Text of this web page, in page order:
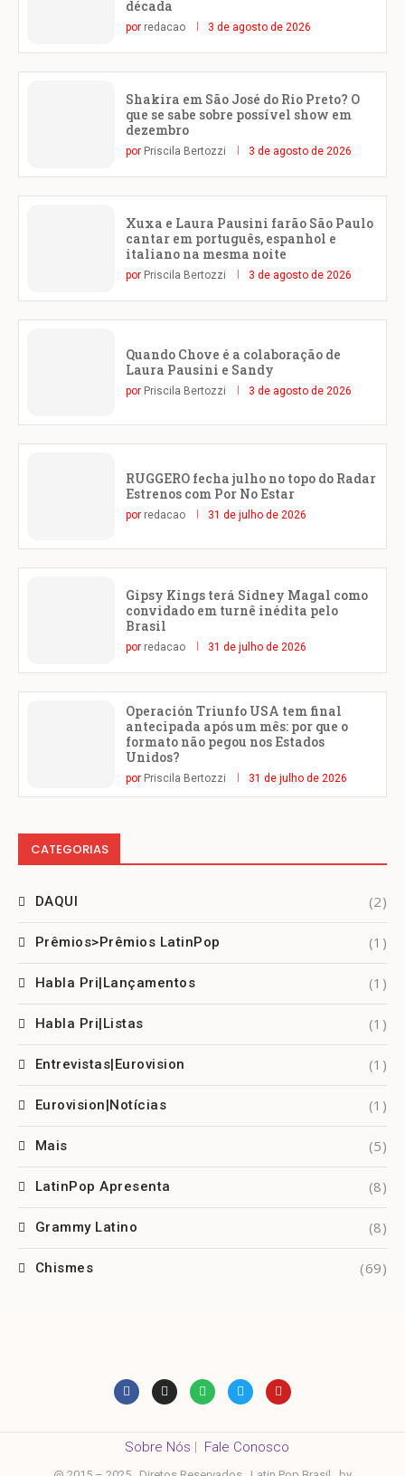
década
por redacao 3 de agosto de 2026
Shakira em São José do Rio Preto? O
que se sabe sobre possível show em
dezembro
por Priscila Bertozzi 3 de agosto de 2026
Xuxa e Laura Pausini farão São Paulo
cantar em português, espanhol e
italiano na mesma noite
por Priscila Bertozzi 3 de agosto de 2026
Quando Chove é a colaboração de
Laura Pausini e Sandy
por Priscila Bertozzi 3 de agosto de 2026
RUGGERO fecha julho no topo do Radar
Estrenos com Por No Estar
por redacao 31 de julho de 2026
Gipsy Kings terá Sidney Magal como
convidado em turnê inédita pelo
Brasil
por redacao 31 de julho de 2026
Operación Triunfo USA tem final
antecipada após um mês: por que o
formato não pegou nos Estados
Unidos?
por Priscila Bertozzi 31 de julho de 2026
CATEGORIAS
DAQUI (2)
Prêmios>Prêmios LatinPop (1)
Habla Pri|Lançamentos (1)
Habla Pri|Listas (1)
Entrevistas|Eurovision (1)
Eurovision|Notícias (1)
Mais (5)
LatinPop Apresenta (8)
Grammy Latino (8)
Chismes (69)
Sobre Nós Fale Conosco